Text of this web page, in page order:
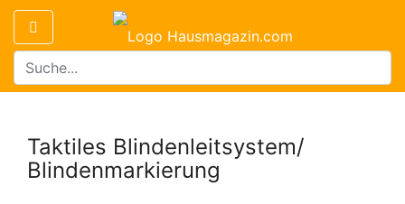
Taktiles Blindenleitsystem/
Blindenmarkierung